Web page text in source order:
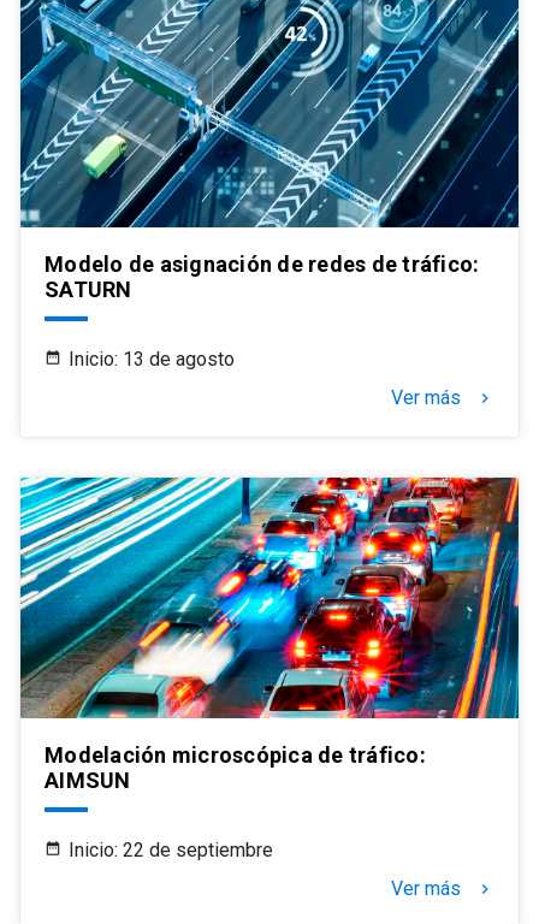
Modelo de asignación de redes de tráfico:
SATURN
Inicio: 13 de agosto
Ver más
keyboard_arrow_right
Modelación microscópica de tráfico:
AIMSUN
Inicio: 22 de septiembre
Ver más
keyboard_arrow_right